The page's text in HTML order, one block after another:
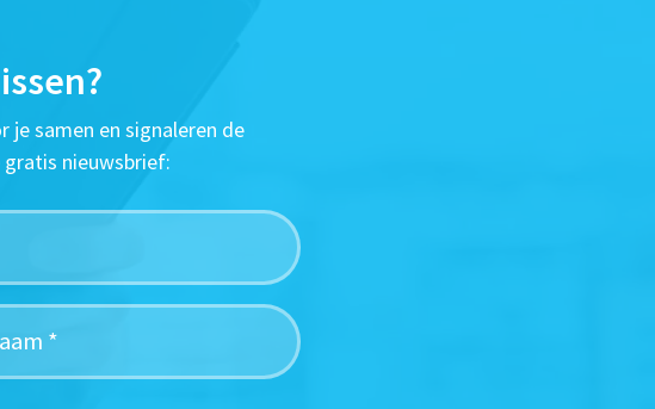
samen en signaleren de
nieuwsbrief: